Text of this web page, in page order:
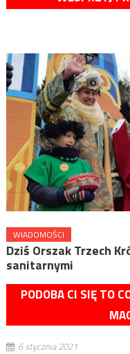
WIADOMOŚCI
Dziś Orszak Trzech
sanitarnymi
PODOBA CI SIĘ TO
6 stycznia 2021